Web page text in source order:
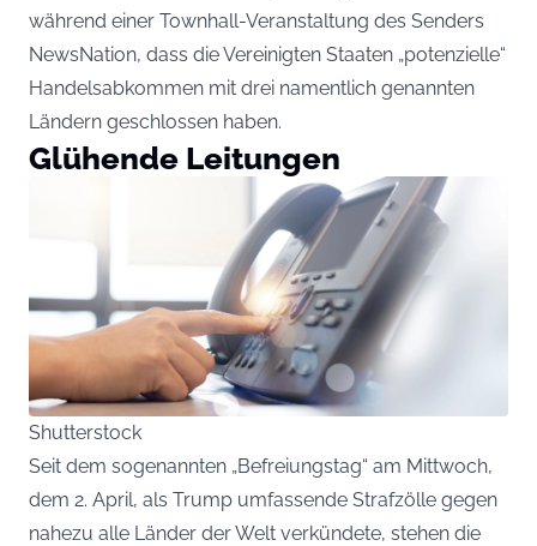
während einer Townhall-Veranstaltung des Senders
NewsNation, dass die Vereinigten Staaten „potenzielle“
Handelsabkommen mit drei namentlich genannten
Ländern geschlossen haben.
Glühende Leitungen
Shutterstock
Seit dem sogenannten „Befreiungstag“ am Mittwoch,
dem 2. April, als Trump umfassende Strafzölle gegen
nahezu alle Länder der Welt verkündete, stehen die